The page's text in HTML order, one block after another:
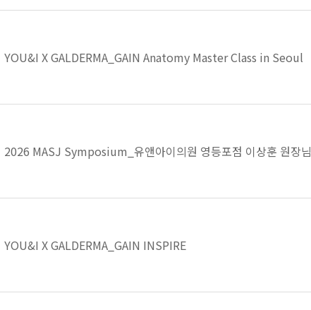
YOU&I X GALDERMA_GAIN Anatomy Master Class in Seoul
2026 MASJ Symposium_유앤아이의원 영등포점 이상훈 원장님
YOU&I X GALDERMA_GAIN INSPIRE